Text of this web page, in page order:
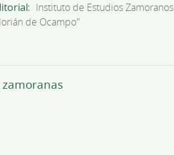
Instituto de Estudios Zamoranos
de Ocampo"